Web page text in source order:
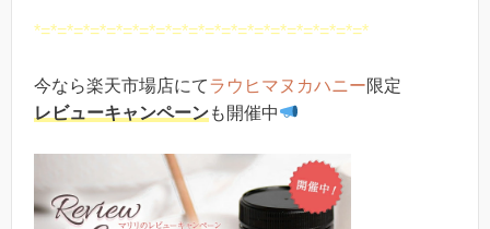
*=*=*=*=*=*=*=*=*=*=*=*=*=*=*=*=*=*=*=*=*
今なら楽天市場店にてラウヒマヌカハニー限定
レビューキャンペーンも開催中